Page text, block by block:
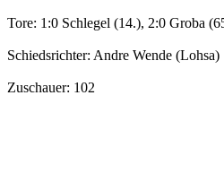
Tore: 1:0 Schlegel (14.), 2:0 Groba
Schiedsrichter: Andre Wende (Lohsa)
Zuschauer: 102